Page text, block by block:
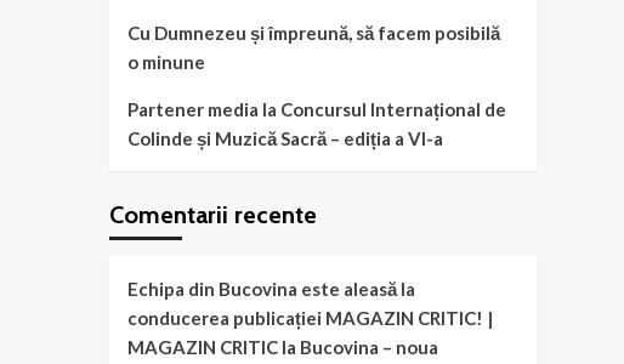
Cu Dumnezeu și împreună, să facem posibilă
o minune
Partener media la Concursul Internațional de
Colinde și Muzică Sacră – ediția a VI-a
Comentarii recente
Echipa din Bucovina este aleasă la
conducerea publicației MAGAZIN CRITIC! |
MAGAZIN CRITICla Bucovina – noua